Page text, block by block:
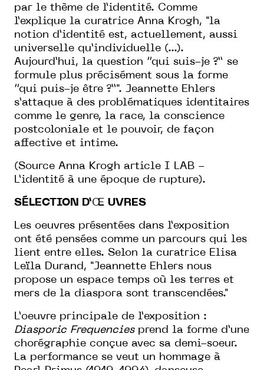
par le thème de l’identité. Comme
l’explique la curatrice Anna Krogh, "la
notion d’identité est, actuellement, aussi
universelle qu’individuelle (...).
Aujourd’hui, la question ‘‘qui suis-je ?’’ se
formule plus précisément sous la forme
‘‘qui puis-je être ?’’". Jeannette Ehlers
s’attaque à des problématiques identitaires
comme le genre, la race, la conscience
postcoloniale et le pouvoir, de façon
affective et intime.
(Source Anna Krogh article I LAB -
L’identité à une époque de rupture).
SÉLECTION D’Œ UVRES
Les oeuvres présentées dans l’exposition
ont été pensées comme un parcours qui les
lient entre elles. Selon la curatrice Elisa
Leïla Durand, "Jeannette Ehlers nous
propose un espace temps où les terres et
mers de la diaspora sont transcendées."
L’oeuvre principale de l’exposition :
Diasporic Frequenciesprend la forme d’une
chorégraphie conçue avec sa demi-soeur.
La performance se veut un hommage à